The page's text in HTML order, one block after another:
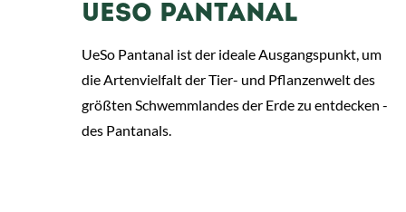
UESO PANTANAL
UeSo Pantanal ist der ideale Ausgangspunkt, um
die Artenvielfalt der Tier- und Pflanzenwelt des
größten Schwemmlandes der Erde zu entdecken -
des Pantanals.